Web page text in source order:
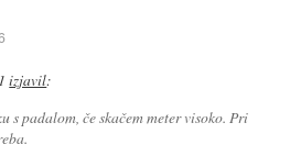
izjavil:
s padalom, če skačem meter visoko. Pri